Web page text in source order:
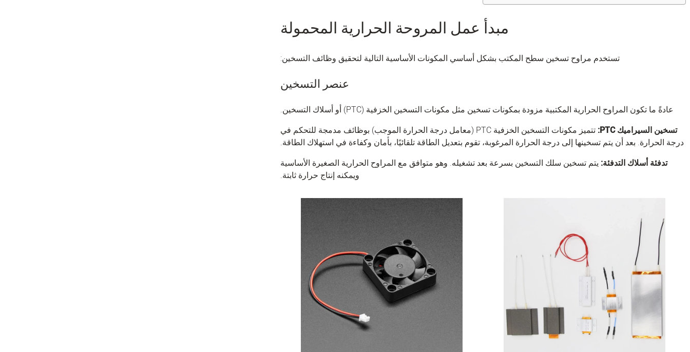
مبدأ عمل المروحة الحرارية المحمولة
تستخدم مراوح تسخين سطح المكتب بشكل أساسي المكونات الأساسية التالية لتحقيق وظائف التسخين:
عنصر التسخين
عادةً ما تكون المراوح الحرارية المكتبية مزودة بمكونات تسخين مثل مكونات التسخين الخزفية (PTC) أو أسلاك التسخين.
تسخين السيراميك PTC:
تتميز مكونات التسخين الخزفية PTC (معامل درجة الحرارة الموجب) بوظائف مدمجة للتحكم في
درجة الحرارة. بعد أن يتم تسخينها إلى درجة الحرارة المرغوبة، تقوم بتعديل الطاقة تلقائيًا، بأمان وكفاءة في استهلاك الطاقة.
تدفئة أسلاك التدفئة:يتم تسخين سلك التسخين بسرعة بعد تشغيله. وهو متوافق مع المراوح الحرارية الصغيرة الأساسية
ويمكنه إنتاج حرارة ثابتة.